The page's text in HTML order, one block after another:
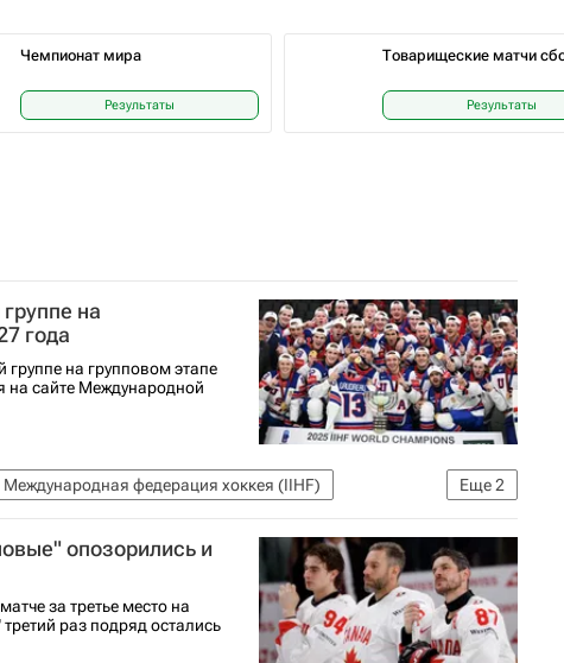
Чемпионат мира
Результаты
Товарищеские матчи
Результаты
на
года
на групповом этапе
на сайте Международной
Еще2
Международная федерация хоккея (IIHF)
опозорились и
за третье место на
раз подряд остались